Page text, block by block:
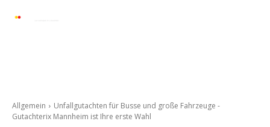
Allgemein
Unfallgutachten für Busse und große Fahrzeuge -
Gutachterix Mannheim ist Ihre erste Wahl